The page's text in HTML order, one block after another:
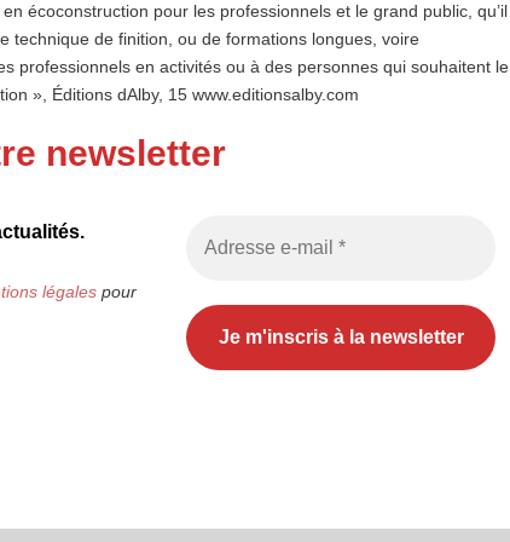
écoconstruction pour les professionnels et le grand public, qu’il
technique de finition, ou de formations longues, voire
professionnels en activités ou à des personnes qui souhaitent le
», Éditions dAlby, 15 www.editionsalby.com
newsletter
légalespour